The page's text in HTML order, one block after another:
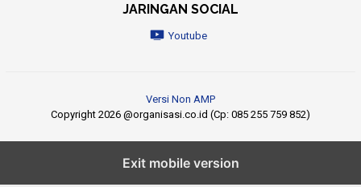
JARINGAN SOCIAL
Youtube
Versi Non AMP
Copyright 2026 @organisasi.co.id (Cp: 085 255 759 852)
Exit mobile version